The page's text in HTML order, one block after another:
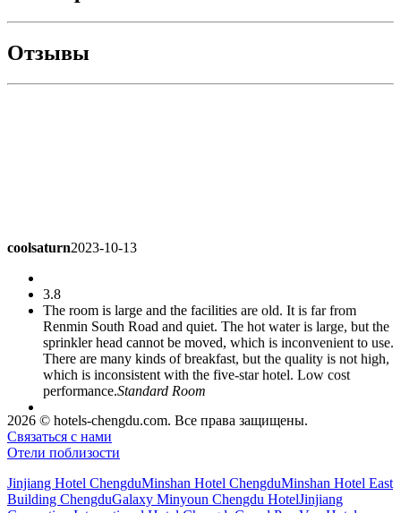
Отзывы
coolsaturn2023-10-13
3.8
The room is large and the facilities are old. It is far from
Renmin South Road and quiet. The hot water is large, but the
sprinkler head cannot be moved, which is inconvenient to use.
There are many kinds of breakfast, but the quality is not high,
which is inconsistent with the five-star hotel. Low cost
performance. Standard Room
misdo2023-09-21
4.8
The location is good. It's just the innermost part of the yard.
2026 © hotels-chengdu.com. Все права защищены.
Связаться с нами
Отели поблизости
Jinjiang Hotel ChengduMinshan Hotel ChengduMinshan Hotel East
Building ChengduGalaxy Minyoun Chengdu HotelJinjiang